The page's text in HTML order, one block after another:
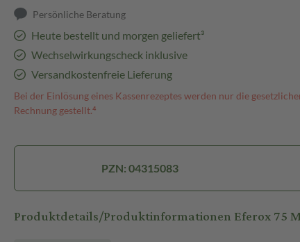
Persönliche Beratung
Heute bestellt und morgen geliefert³
Wechselwirkungscheck inklusive
Versandkostenfreie Lieferung
Bei der Einlösung eines Kassenrezeptes werden nur die
Rechnung gestellt.⁴
PZN: 04315083
Produktdetails/Produktinformationen Eferox 75